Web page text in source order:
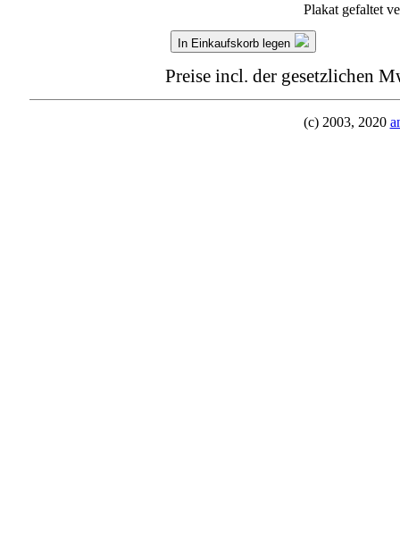
Plakat gefaltet
In Einkaufskorb legen
Preise incl. der gesetzlichen
(c) 2003, 2020